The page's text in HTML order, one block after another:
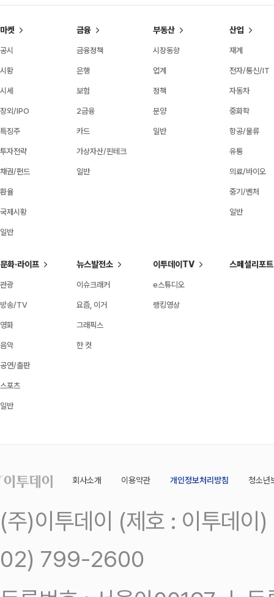
마켓
공시
시황
시세
장외/IPO
특징주
투자전략
채권/펀드
환율
국제시황
일반
금융
금융정책
은행
보험
2금융
카드
가상자산/핀테크
일반
부동산
시장동향
업계
정책
분양
일반
산업
재계
전자/통신/IT
자동차
중화학
항공/물류
유통
의료/바이오
중기/벤처
일반
문화·라이프
관광
방송/TV
영화
음악
공연/출판
스포츠
일반
뉴스발전소
이슈크래커
요즘, 이거
그래픽스
한 컷
이투데이TV
e스튜디오
랭킹영상
스페셜리포트
회사소개 이용약관 개인정보처리방침 청소년
(주)이투데이 (제호 : 이투데
02) 799-2600